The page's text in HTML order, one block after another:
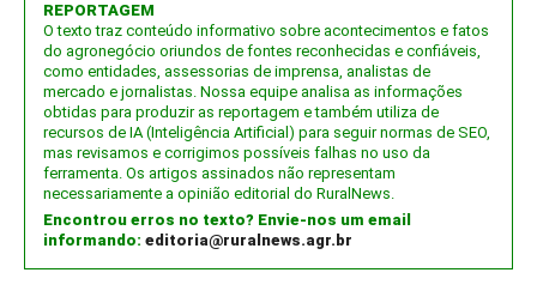
REPORTAGEM
O texto traz conteúdo informativo sobre acontecimentos e fatos
do agronegócio oriundos de fontes reconhecidas e confiáveis,
como entidades, assessorias de imprensa, analistas de
mercado e jornalistas. Nossa equipe analisa as informações
obtidas para produzir as reportagem e também utiliza de
recursos de IA (Inteligência Artificial) para seguir normas de SEO,
mas revisamos e corrigimos possíveis falhas no uso da
ferramenta. Os artigos assinados não representam
necessariamente a opinião editorial do RuralNews.
Encontrou erros no texto? Envie-nos um email
informando: editoria@ruralnews.agr.br